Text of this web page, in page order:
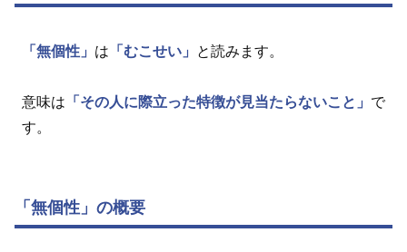
「無個性」 は 「むこせい」 と読みます。
意味は 「その人に際立った特徴が見当たらないこと」 で
す。
「無個性」の概要